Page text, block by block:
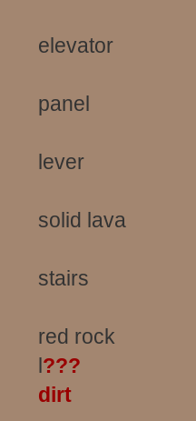
elevator
panel
lever
solid lava
stairs
red rock
l???
dirt